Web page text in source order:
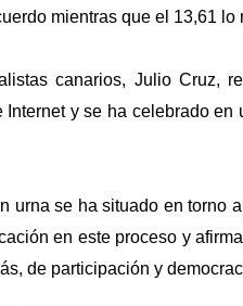
mientras que el 13,61 lo
canarios, Julio Cruz,
y se ha celebrado en
urna se ha situado en torno
en este proceso y
de participación y